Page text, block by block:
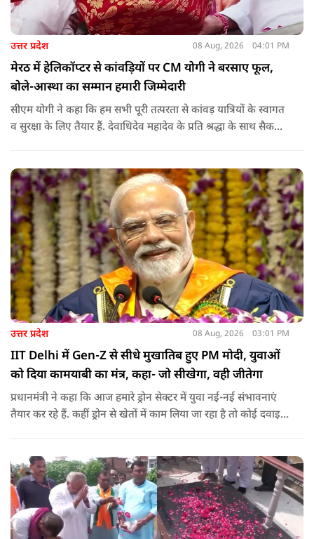
उत्तर प्रदेश 08 Aug, 2026 04:01 PM
मेरठ में हेलिकॉप्टर से कांवड़ियों पर CM योगी ने बरसाए फूल,
बोले-आस्था का सम्मान हमारी जिम्मेदारी
सीएम योगी ने कहा कि हम सभी पूरी तत्परता से कांवड़ यात्रियों के स्वागत
व सुरक्षा के लिए तैयार हैं. देवाधिदेव महादेव के प्रति श्रद्धा के साथ सैकड़ों
पात, क्षेत्र व प्रांत की सीमाओं से ऊपर उठकर उनकी हर श्वांस शिव के नाम
है.
उत्तर प्रदेश 08 Aug, 2026 03:01 PM
IIT Delhi में Gen-Z से सीधे मुखातिब हुए PM मोदी, युवाओं
को दिया कामयाबी का मंत्र, कहा- जो सीखेगा, वही जीतेगा
प्रधानमंत्री ने कहा कि आज हमारे ड्रोन सेक्टर में युवा नई-नई संभावनाएं
तैयार कर रहे हैं. कहीं ड्रोन से खेतों में काम लिया जा रहा है तो कोई दवाइयां